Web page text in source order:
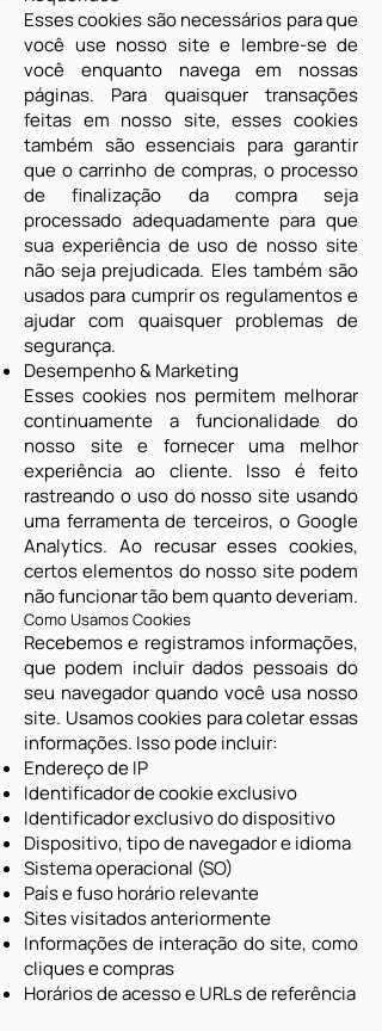
Esses cookies são necessários para que
você use nosso site e lembre-se de
você enquanto navega em nossas
páginas. Para quaisquer transações
feitas em nosso site, esses cookies
também são essenciais para garantir
que o carrinho de compras, o processo
de finalização da compra seja
processado adequadamente para que
sua experiência de uso de nosso site
não seja prejudicada. Eles também são
usados ​​para cumprir os regulamentos e
ajudar com quaisquer problemas de
segurança.
Desempenho & Marketing
Esses cookies nos permitem melhorar
continuamente a funcionalidade do
nosso site e fornecer uma melhor
experiência ao cliente. Isso é feito
rastreando o uso do nosso site usando
uma ferramenta de terceiros, o Google
Analytics. Ao recusar esses cookies,
certos elementos do nosso site podem
não funcionar tão bem quanto deveriam.
Como Usamos Cookies
Recebemos e registramos informações,
que podem incluir dados pessoais do
seu navegador quando você usa nosso
site. Usamos cookies para coletar essas
informações. Isso pode incluir:
Endereço de IP
Identificador de cookie exclusivo
Identificador exclusivo do dispositivo
Dispositivo, tipo de navegador e idioma
Sistema operacional (SO)
País e fuso horário relevante
Sites visitados anteriormente
Informações de interação do site, como
cliques e compras
Horários de acesso e URLs de referência